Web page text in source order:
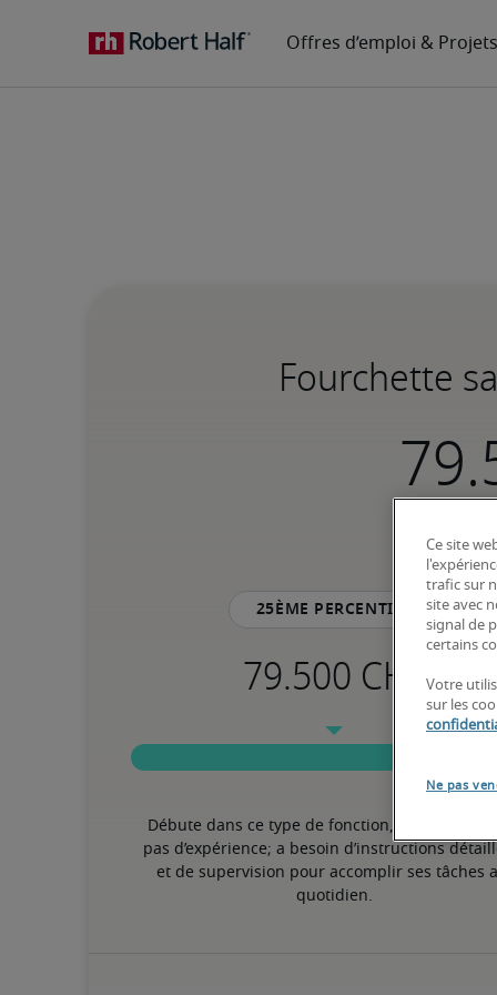
Fourchette
25ème percentile
Débute dans ce type de fonction, possède peu
pas d’expérience; a besoin d’instructions
et de supervision pour accomplir ses tâches
quotidien.
Ce site
trafic sur
site avec
signal de
certains
Votre
sur les
Ne pas